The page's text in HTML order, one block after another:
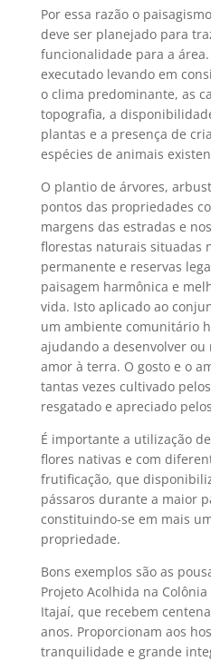
Por essa razão o
deve ser planejado para
funcionalidade para a
executado levando em
o clima predominante, as
topografia, a
plantas e a presença de
espécies de animais
O plantio de árvores,
pontos das propriedades
margens das estradas e
florestas naturais situadas
permanente e reservas
paisagem harmônica e
vida. Isto aplicado ao
um ambiente comunitário
ajudando a desenvolver
amor à terra. O gosto e o
tantas vezes cultivado
resgatado e apreciado
É importante a utilização
flores nativas e com
frutificação, que
pássaros durante a maior
constituindo-se em mais
propriedade.
Bons exemplos são as
Projeto Acolhida na
Itajaí, que recebem
anos. Proporcionam aos
tranquilidade e grande